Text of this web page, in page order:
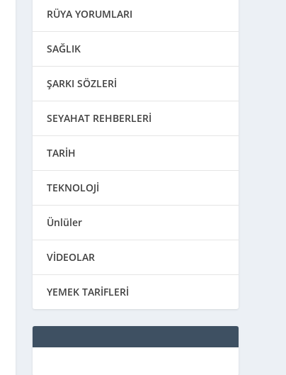
RÜYA YORUMLARI
SAĞLIK
ŞARKI SÖZLERİ
SEYAHAT REHBERLERİ
TARİH
TEKNOLOJİ
Ünlüler
VİDEOLAR
YEMEK TARİFLERİ